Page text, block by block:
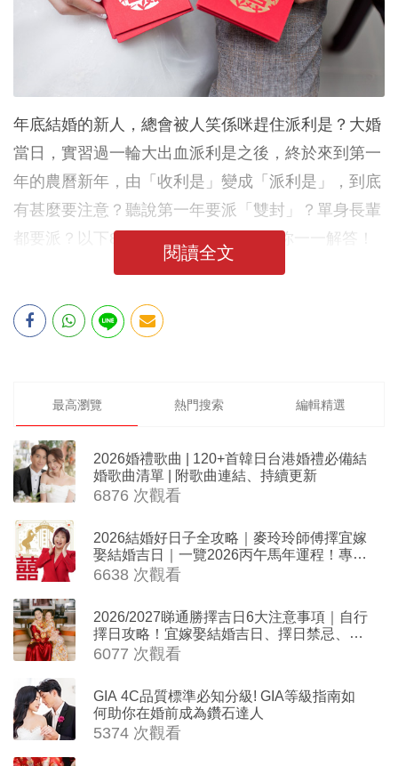
年底結婚的新人，總會被人笑係咪趕住派利是？大婚
當日，實習過一輪大出血派利是之後，終於來到第一
年的農曆新年，由「收利是」變成「派利是」，到底
有甚麼要注意？聽說第一年要派「雙封」？單身長輩
都要派？以下8個派利是學問，小編為你一一解答！
閱讀全文
最高瀏覽 熱門搜索 編輯精選
2026婚禮歌曲 | 120+首韓日台港婚禮必備結
婚歌曲清單 | 附歌曲連結、持續更新
6876 次觀看
2026結婚好日子全攻略｜麥玲玲師傅擇宜嫁
娶結婚吉日｜一覽2026丙午馬年運程！專業
擇日結婚+避開沖煞生肖指南
6638 次觀看
2026/2027睇通勝擇吉日6大注意事項｜自行
擇日攻略！宜嫁娶結婚吉日、擇日禁忌、相
沖生肖一覽
6077 次觀看
GIA 4C品質標準必知分級! GIA等級指南如
何助你在婚前成為鑽石達人
5374 次觀看